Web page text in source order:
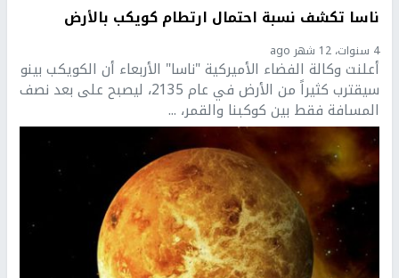
ناسا تكشف نسبة احتمال ارتطام كويكب بالأرض
4 سنوات، 12 شهر ago
أعلنت وكالة الفضاء الأميركية "ناسا" الأربعاء أن الكويكب بينو
سيقترب كثيراً من الأرض في عام 2135، ليصبح على بعد نصف
المسافة فقط بين كوكبنا والقمر، ...